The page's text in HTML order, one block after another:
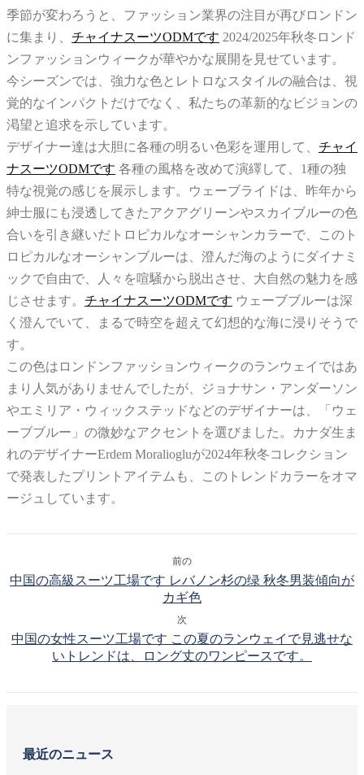
季節が変わろうと、ファッション業界の注目が再びロンドン
に集まり、 チャイナスーツODMです 2024/2025年秋冬ロンド
ンファッションウィークが華やかな展開を見せています。
今シーズンでは、強力な色とレトロなスタイルの融合は、視
覚的なインパクトだけでなく、私たちの革新的なビジョンの
渇望と追求を示しています。
デザイナー達は大胆に各種の明るい色彩を運用して、 チャイ
ナスーツODMです 各種の風格を改めて演繹して、1種の独
特な視覚の感じを展示します。ウェーブライドは、昨年から
紳士服にも浸透してきたアクアグリーンやスカイブルーの色
合いを引き継いだトロピカルなオーシャンカラーで、このト
ロピカルなオーシャンブルーは、澄んだ海のようにダイナミ
ックで自由で、人々を喧騒から脱出させ、大自然の魅力を感
じさせます。 チャイナスーツODMです ウェーブブルーは深
く澄んでいて、まるで時空を超えて幻想的な海に浸りそうで
す。
この色はロンドンファッションウィークのランウェイではあ
まり人気がありませんでしたが、ジョナサン・アンダーソン
やエミリア・ウィックステッドなどのデザイナーは、「ウェ
ーブブルー」の微妙なアクセントを選びました。カナダ生ま
れのデザイナーErdem Moraliogluが2024年秋冬コレクション
で発表したプリントアイテムも、このトレンドカラーをオマ
ージュしています。
前の
中国の高級スーツ工場です レバノン杉の绿 秋冬男装傾向が
カギ色
次
中国の女性スーツ工場です この夏のランウェイで見逃せな
いトレンドは、ロング丈のワンピースです。
最近のニュース